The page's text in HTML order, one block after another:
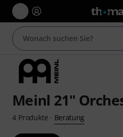
Meinl 21"
4 Produkte · Beratung